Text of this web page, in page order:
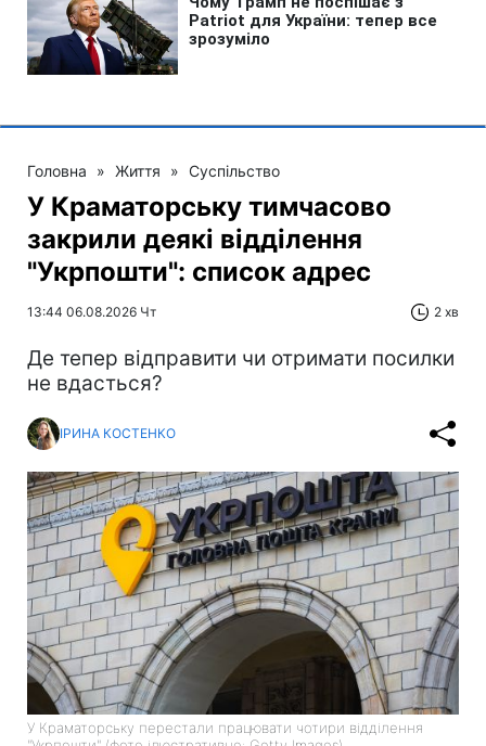
Головна » Життя » Суспільство
У Краматорську тимчасово
закрили деякі відділення
"Укрпошти": список адрес
13:44 06.08.2026 Чт 2 хв
Де тепер відправити чи отримати посилки
не вдасться?
ІРИНА КОСТЕНКО
У Краматорську перестали працювати чотири відділення